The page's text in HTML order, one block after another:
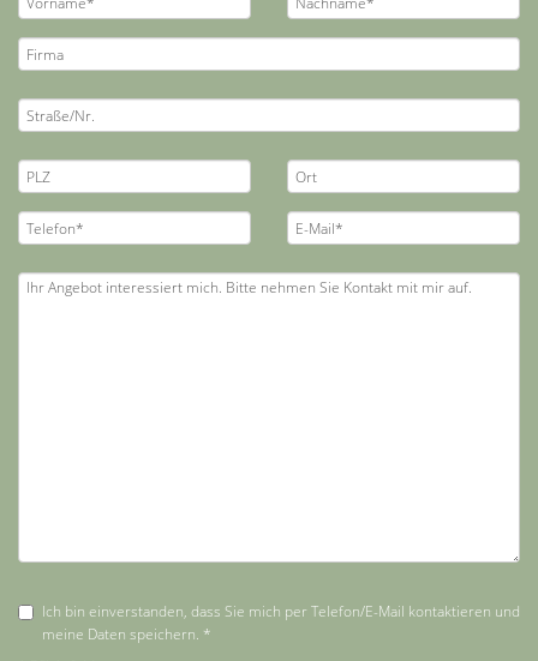
Ich bin einverstanden, dass Sie mich per Telefon/E-Mail kontaktieren und
meine Daten speichern. *